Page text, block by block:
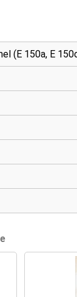
(E 150a, E